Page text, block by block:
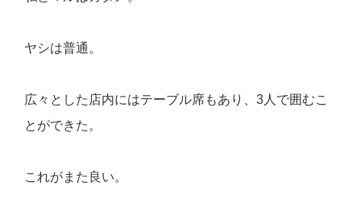
ヤシは普通。
広々とした店内にはテーブル席もあり、3人で囲むこ
とができた。
これがまた良い。